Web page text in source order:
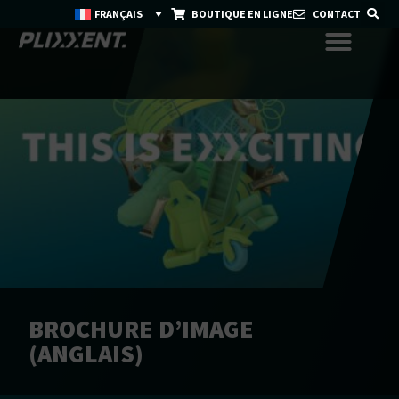
FRANÇAIS BOUTIQUE EN LIGNE CONTACT
BROCHURE D’IMAGE
(ANGLAIS)